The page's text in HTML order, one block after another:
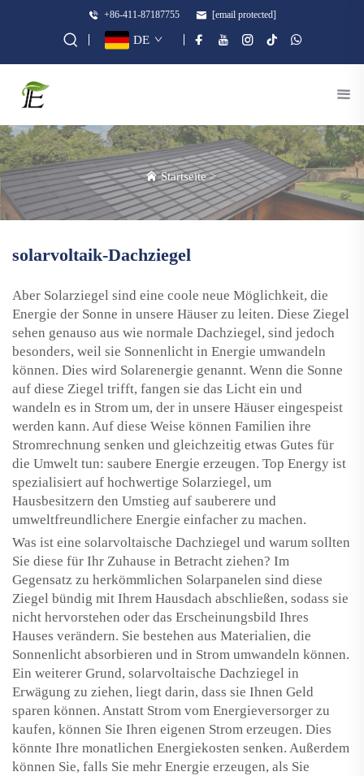
+86-411-87187755 [email protected]
DE
Startseite>
solarvoltaik-Dachziegel
Aber Solarziegel sind eine coole neue Möglichkeit, die
Energie der Sonne in unsere Häuser zu leiten. Diese Ziegel
sehen genauso aus wie normale Dachziegel, sind jedoch
besonders, weil sie Sonnenlicht in Energie umwandeln
können. Dies wird Solarenergie genannt. Wenn die Sonne
auf diese Ziegel trifft, fangen sie das Licht ein und
wandeln es in Strom um, der in unsere Häuser eingespeist
werden kann. Auf diese Weise können Familien ihre
Stromrechnung senken und gleichzeitig etwas Gutes für
die Umwelt tun: saubere Energie erzeugen. Top Energy ist
spezialisiert auf hochwertige Solarziegel, um
Hausbesitzern den Umstieg auf sauberere und
umweltfreundlichere Energie einfacher zu machen.
Was ist eine solarvoltaische Dachziegel und warum sollten
Sie diese für Ihr Zuhause in Betracht ziehen? Im
Gegensatz zu herkömmlichen Solarpanelen sind diese
Ziegel bündig mit Ihrem Hausdach abschließen, sodass sie
nicht hervorstehen oder das Erscheinungsbild Ihres
Hauses verändern. Sie bestehen aus Materialien, die
Sonnenlicht absorbieren und in Strom umwandeln können.
Ein weiterer Grund, solarvoltaische Dachziegel in
Erwägung zu ziehen, liegt darin, dass sie Ihnen Geld
sparen können. Anstatt Strom vom Energieversorger zu
kaufen, können Sie Ihren eigenen Strom erzeugen. Dies
könnte Ihre monatlichen Energiekosten senken. Außerdem
können Sie, falls Sie mehr Energie erzeugen, als Sie